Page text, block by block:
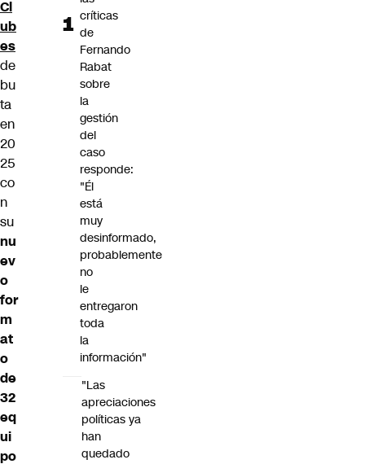
Cl
ub
es
de
bu
ta
en
20
25
co
n
su
nu
ev
o
for
m
at
o
de
32
eq
ui
po
críticas
de
Fernando
Rabat
sobre
la
gestión
del
caso
responde:
"Él
está
muy
desinformado,
probablemente
no
le
entregaron
toda
la
información"
"Las
apreciaciones
políticas ya
han
quedado